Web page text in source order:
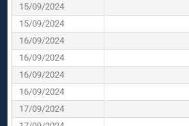
15/09/2024
15/09/2024
16/09/2024
16/09/2024
16/09/2024
16/09/2024
17/09/2024